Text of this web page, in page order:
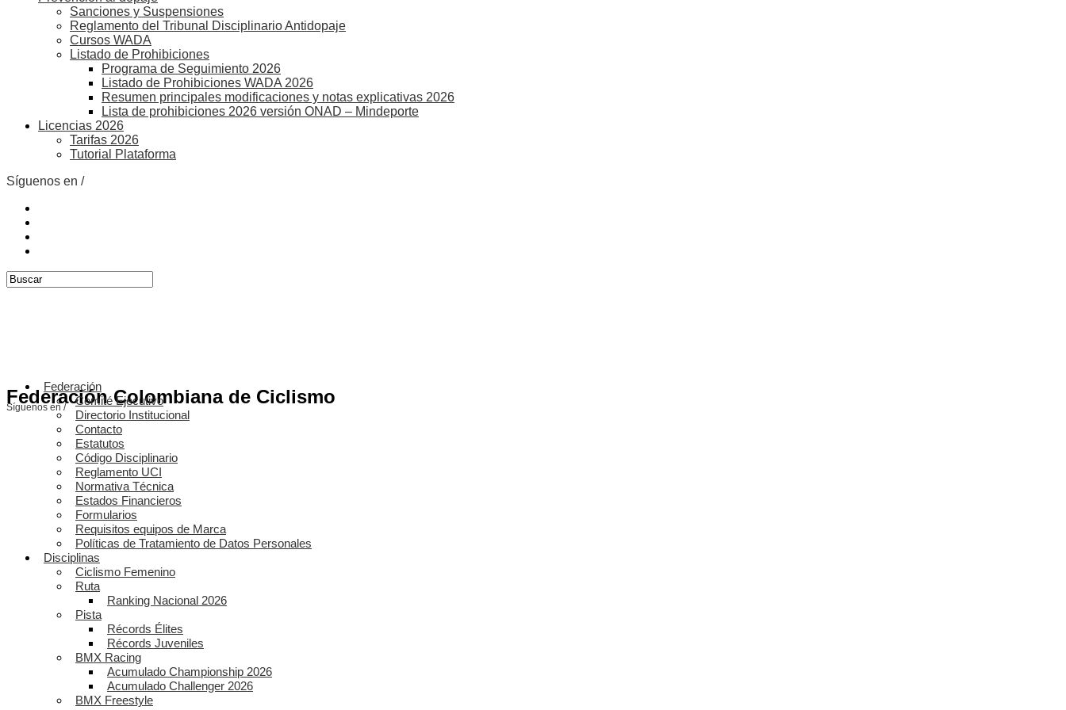
Sanciones y Suspensiones
Reglamento del Tribunal Disciplinario Antidopaje
Cursos WADA
Listado de Prohibiciones
Programa de Seguimiento 2026
Listado de Prohibiciones WADA 2026
Resumen principales modificaciones y notas explicativas 2026
Lista de prohibiciones 2026 versión ONAD – Mindeporte
Licencias 2026
Tarifas 2026
Tutorial Plataforma
Síguenos en /
Federación Colombiana de Ciclismo
Síguenos en /
Federación
Comité Ejecutivo
Directorio Institucional
Contacto
Estatutos
Código Disciplinario
Reglamento UCI
Normativa Técnica
Estados Financieros
Formularios
Requisitos equipos de Marca
Políticas de Tratamiento de Datos Personales
Disciplinas
Ciclismo Femenino
Ruta
Ranking Nacional 2026
Pista
Récords Élites
Récords Juveniles
BMX Racing
Acumulado Championship 2026
Acumulado Challenger 2026
BMX Freestyle